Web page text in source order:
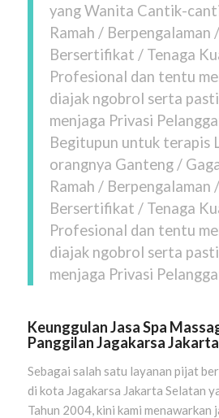
yang Wanita Cantik-
Ramah / Berpengalaman
Bersertifikat / Tenaga
Profesional dan tentu
diajak ngobrol serta
menjaga Privasi
Begitupun untuk terapis
orangnya Ganteng /
Ramah / Berpengalaman
Bersertifikat / Tenaga
Profesional dan tentu
diajak ngobrol serta
menjaga Privasi
Keunggulan Jasa Spa
Panggilan Jagakarsa
Sebagai salah satu layanan pijat
di kota Jagakarsa Jakarta Selatan
Tahun 2004, kini kami menawarkan